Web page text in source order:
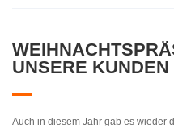
UNSERE KUNDEN
Auch in diesem Jahr gab es wieder